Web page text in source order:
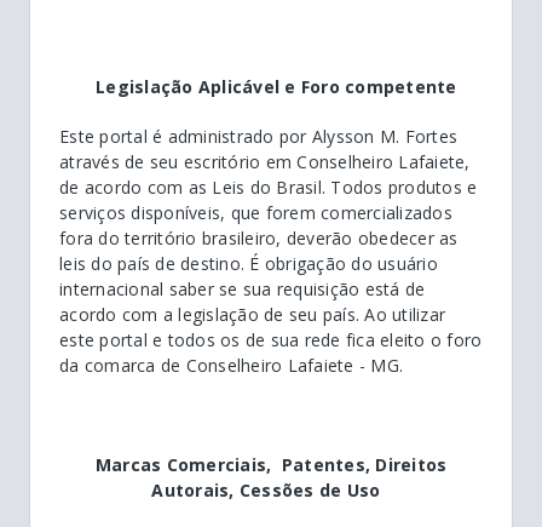
Legislação Aplicável e Foro competente
Este portal é administrado por Alysson M. Fortes
através de seu escritório em Conselheiro Lafaiete,
de acordo com as Leis do Brasil. Todos produtos e
serviços disponíveis, que forem comercializados
fora do território brasileiro, deverão obedecer as
leis do país de destino. É obrigação do usuário
internacional saber se sua requisição está de
acordo com a legislação de seu país. Ao utilizar
este portal e todos os de sua rede fica eleito o foro
da comarca de Conselheiro Lafaiete - MG.
Marcas Comerciais, Patentes, Direitos
Autorais, Cessões de Uso